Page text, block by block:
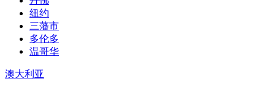
纽约
三藩市
多伦多
温哥华
澳大利亚